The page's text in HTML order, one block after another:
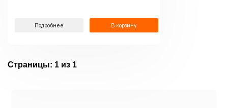
Подробнее В корзину
Страницы: 1 из 1